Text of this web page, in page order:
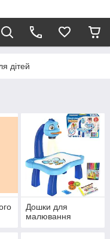
дітей
Дошки для
малювання